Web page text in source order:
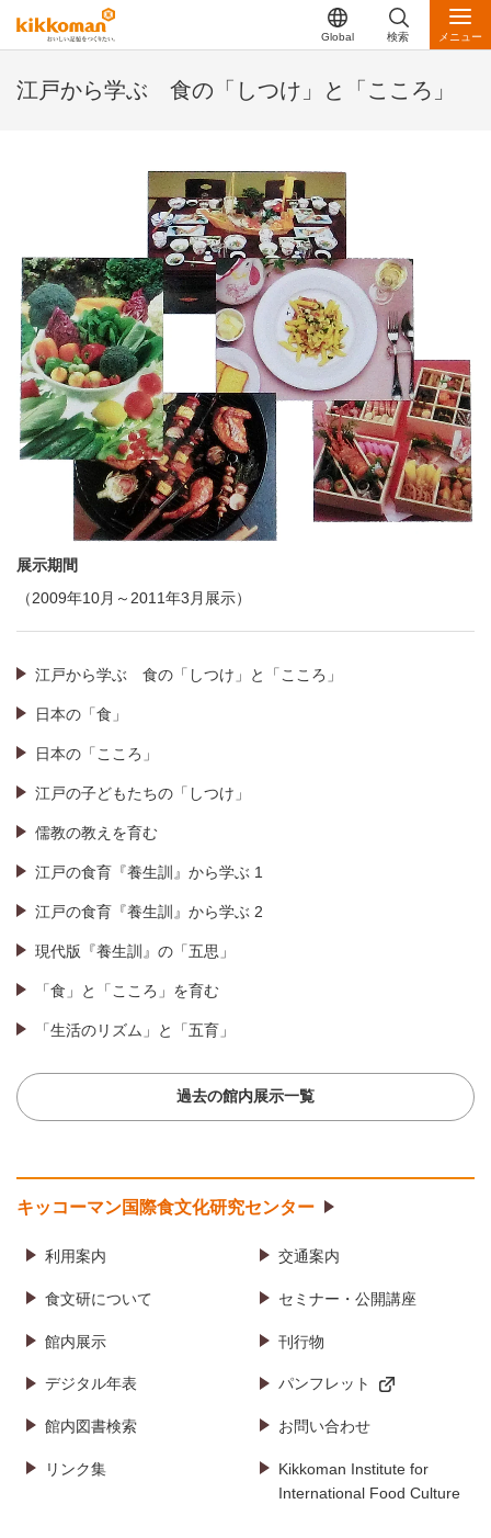
Global 検索 メニュー
江戸から学ぶ 食の「しつけ」と「こころ」
展示期間
（2009年10月～2011年3月展示）
江戸から学ぶ 食の「しつけ」と「こころ」
日本の「食」
日本の「こころ」
江戸の子どもたちの「しつけ」
儒教の教えを育む
江戸の食育『養生訓』から学ぶ 1
江戸の食育『養生訓』から学ぶ 2
現代版『養生訓』の「五思」
「食」と「こころ」を育む
「生活のリズム」と「五育」
過去の館内展示一覧
キッコーマン国際食文化研究センター
利用案内 交通案内
食文研について セミナー・公開講座
館内展示 刊行物
デジタル年表 パンフレット
館内図書検索 お問い合わせ
リンク集
Kikkoman Institute for
International Food Culture